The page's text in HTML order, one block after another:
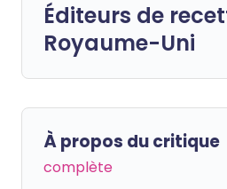
Éditeurs de
Royaume-Uni
À propos du critique
complète